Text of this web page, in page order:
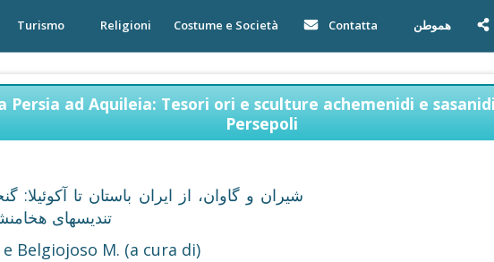
Turismo Religioni Costume e Società Contatta هموطن
Persia ad Aquileia: Tesori ori e sculture achemenidi e
Persepoli
تندیسهای
Belgiojoso M. (a cura di)